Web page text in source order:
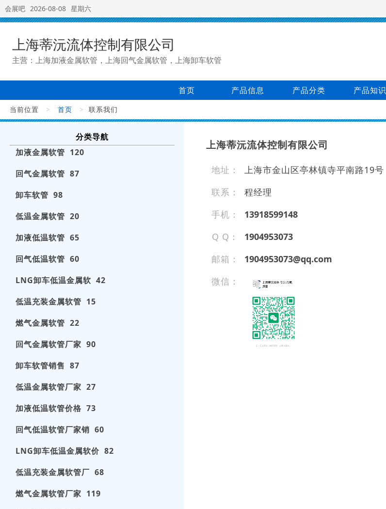
会展吧 2026-08-08 星期六
上海蒂沅流体控制有限公司
主营：上海加液金属软管，上海回气金属软管，上海卸车软管
首页 产品信息 产品分类 产品知识
当前位置 > 首页 > 联系我们
分类导航
加液金属软管 120
回气金属软管 87
卸车软管 98
低温金属软管 20
加液低温软管 65
回气低温软管 60
LNG卸车低温金属软 42
低温充装金属软管 15
燃气金属软管 22
回气金属软管厂家 90
卸车软管销售 87
低温金属软管厂家 27
加液低温软管价格 73
回气低温软管厂家销 60
LNG卸车低温金属软价 82
低温充装金属软管厂 68
燃气金属软管厂家 119
上海蒂沅流体控制有限公司
地址：
上海市金山区亭林镇寺平南路19号
联系：
程经理
手机：
1 391 859 91 48
Q Q：
1904953073
邮箱：
1904953073@qq.com
微信：